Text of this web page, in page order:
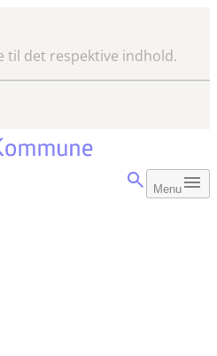
til det respektive indhold.
Menu